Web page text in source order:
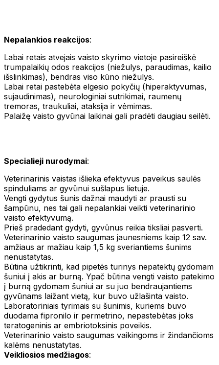
Nepalankios reakcijos:
Labai retais atvejais vaisto skyrimo vietoje pasireiškė
trumpalaikių odos reakcijos (niežulys, paraudimas, kailio
išslinkimas), bendras viso kūno niežulys.
Labai retai pastebėta elgesio pokyčių (hiperaktyvumas,
sujaudinimas), neurologiniai sutrikimai, raumenų
tremoras, traukuliai, ataksija ir vėmimas.
Palaižę vaisto gyvūnai laikinai gali pradėti daugiau seilėti.
Specialieji nurodymai:
Veterinarinis vaistas išlieka efektyvus paveikus saulės
spinduliams ar gyvūnui sušlapus lietuje.
Vengti gydytus šunis dažnai maudyti ar prausti su
šampūnu, nes tai gali nepalankiai veikti veterinarinio
vaisto efektyvumą.
Prieš pradedant gydyti, gyvūnus reikia tiksliai pasverti.
Veterinarinio vaisto saugumas jaunesniems kaip 12 sav.
amžiaus ar mažiau kaip 1,5 kg sveriantiems šunims
nenustatytas.
Būtina užtikrinti, kad pipetės turinys nepatektų gydomam
šuniui į akis ar burną. Ypač būtina vengti vaisto patekimo
į burną gydomam šuniui ar su juo bendraujantiems
gyvūnams laižant vietą, kur buvo užlašinta vaisto.
Laboratoriniais tyrimais su šunimis, kuriems buvo
duodama fipronilo ir permetrino, nepastebėtas joks
teratogeninis ar embriotoksinis poveikis.
Veterinarinio vaisto saugumas vaikingoms ir žindančioms
kalėms nenustatytas.
Veikliosios medžiagos: